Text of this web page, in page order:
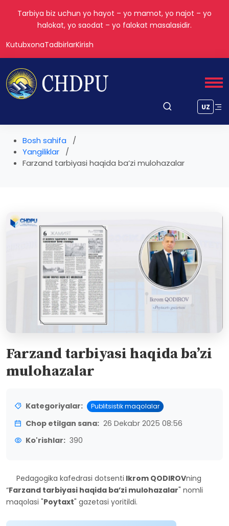
Tarbiya biz uchun yo hayot – yo mamot, yo najot – yo
halokat, yo saodat – yo falokat masalasidir.
KutubxonaTadbirlarKirish
UZ
Bosh sahifa
Yangiliklar
Farzand tarbiyasi haqida ba’zi mulohazalar
Farzand tarbiyasi haqida ba’zi
mulohazalar
Kategoriyalar: Publitsistik maqolalar
Chop etilgan sana: 26 Dekabr 2025 08:56
Ko'rishlar: 390
Pedagogika kafedrasi dotsenti Ikrom QODIROVning
“Farzand tarbiyasi haqida ba’zi mulohazalar" nomli
maqolasi "Poytaxt" gazetasi yoritildi.